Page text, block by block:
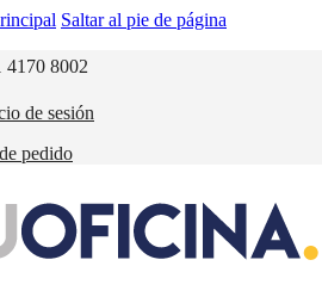
Saltar al pie de página
4170 8002
de sesión
pedido